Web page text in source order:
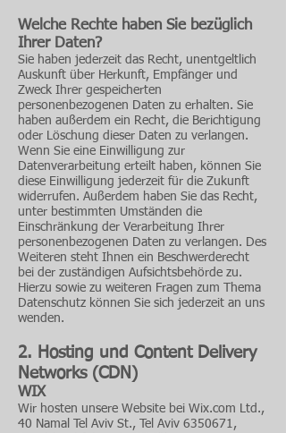
Welche Rechte haben Sie bezüglich
Ihrer Daten?
Sie haben jederzeit das Recht, unentgeltlich
Auskunft über Herkunft, Empfänger und
Zweck Ihrer gespeicherten
personenbezogenen Daten zu erhalten. Sie
haben außerdem ein Recht, die Berichtigung
oder Löschung dieser Daten zu verlangen.
Wenn Sie eine Einwilligung zur
Datenverarbeitung erteilt haben, können Sie
diese Einwilligung jederzeit für die Zukunft
widerrufen. Außerdem haben Sie das Recht,
unter bestimmten Umständen die
Einschränkung der Verarbeitung Ihrer
personenbezogenen Daten zu verlangen. Des
Weiteren steht Ihnen ein Beschwerderecht
bei der zuständigen Aufsichtsbehörde zu.
Hierzu sowie zu weiteren Fragen zum Thema
Datenschutz können Sie sich jederzeit an uns
wenden.
2. Hosting und Content Delivery
Networks (CDN)
WIX
Wir hosten unsere Website bei Wix.com Ltd.,
40 Namal Tel Aviv St., Tel Aviv 6350671,